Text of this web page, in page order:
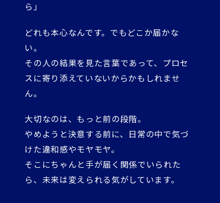
ら」
どれも本心なんです。でもどこか届かな
い。
その人の結果を見た言葉であって、プロセ
スに寄り添えていないからかもしれませ
ん。
大切なのは、もっと前の段階。
やめようと決意する前に、日常の中で気づ
けた違和感やモヤモヤ。
そこにちゃんと手が届く関係でいられた
ら、未来は変えられる気がしています。